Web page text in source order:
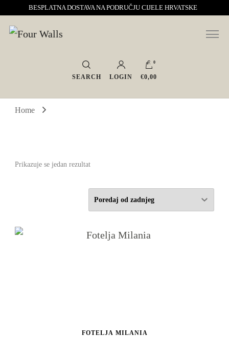
BESPLATNA DOSTAVA NA PODRUČJU CIJELE HRVATSKE
Four Walls
Sve za interijer po Vašoj mjeri. Salon namještaja, dekoracije i rasvjete.
Interijeri s karakterom
SEARCH LOGIN
0
€0,00
Home
Prikazuje se jedan rezultat
FOTELJA MILANIA